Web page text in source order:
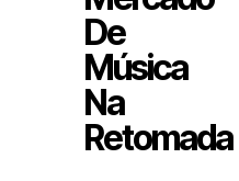
De
Música
Na
Retomada